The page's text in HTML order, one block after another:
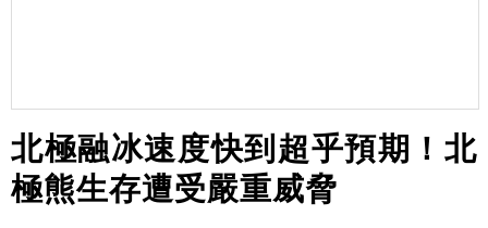
北極融冰速度快到超乎預期！北
極熊生存遭受嚴重威脅